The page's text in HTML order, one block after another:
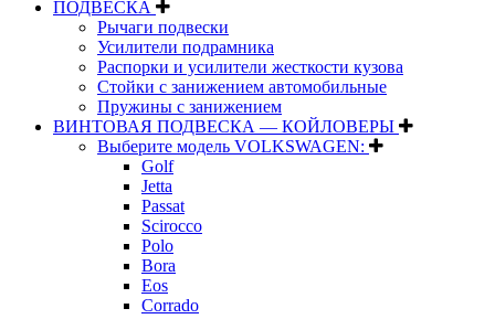
ПОДВЕСКА
Рычаги подвески
Усилители подрамника
Распорки и усилители жесткости кузова
Стойки с занижением автомобильные
Пружины с занижением
ВИНТОВАЯ ПОДВЕСКА — КОЙЛОВЕРЫ
Выберите модель VOLKSWAGEN:
Golf
Jetta
Passat
Scirocco
Polo
Bora
Eos
Corrado